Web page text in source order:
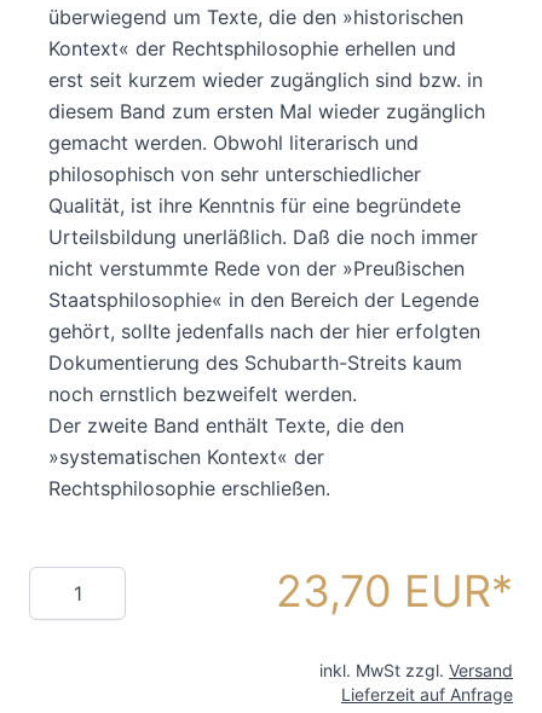
überwiegend um Texte, die den »historischen
Kontext« der Rechtsphilosophie erhellen und
erst seit kurzem wieder zugänglich sind bzw. in
diesem Band zum ersten Mal wieder zugänglich
gemacht werden. Obwohl literarisch und
philosophisch von sehr unterschiedlicher
Qualität, ist ihre Kenntnis für eine begründete
Urteilsbildung unerläßlich. Daß die noch immer
nicht verstummte Rede von der »Preußischen
Staatsphilosophie« in den Bereich der Legende
gehört, sollte jedenfalls nach der hier erfolgten
Dokumentierung des Schubarth-Streits kaum
noch ernstlich bezweifelt werden.
Der zweite Band enthält Texte, die den
»systematischen Kontext« der
Rechtsphilosophie erschließen.
Menge 23,70 EUR
inkl. MwSt zzgl. Versand
Lieferzeit auf Anfrage